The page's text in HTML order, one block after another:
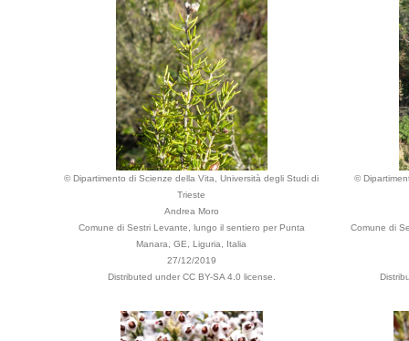
© Dipartimento di Scienze della Vita, Università degli Studi di
Trieste
Andrea Moro
Comune di Sestri Levante, lungo il sentiero per Punta
Manara, GE, Liguria, Italia
27/12/2019
Distributed under CC BY-SA 4.0 license.
©
Comune di